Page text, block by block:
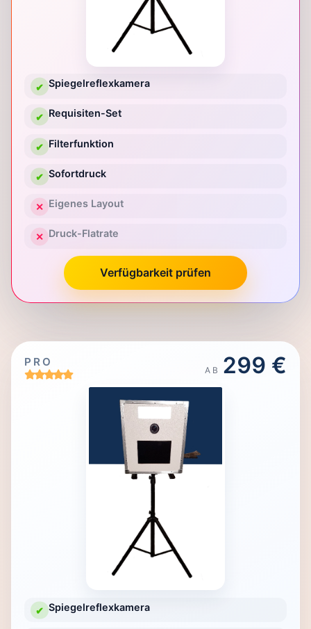
✔ Spiegelreflexkamera
✔ Requisiten-Set
✔ Filterfunktion
✔ Sofortdruck
✕ Eigenes Layout
✕ Druck-Flatrate
Verfügbarkeit prüfen
PRO
AB 299 €
✔ Spiegelreflexkamera